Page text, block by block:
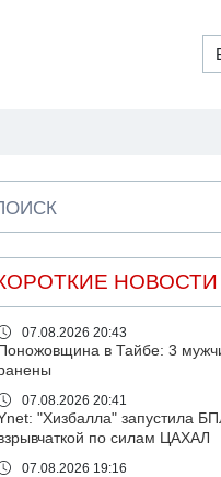
НОВОСТИ
07.08.2026 20:43
Поножовщина в Тайбе: 3
07.08.2026 20:41
"Хизбалла" запустила
по силам ЦАХАЛ
07.08.2026 19:16